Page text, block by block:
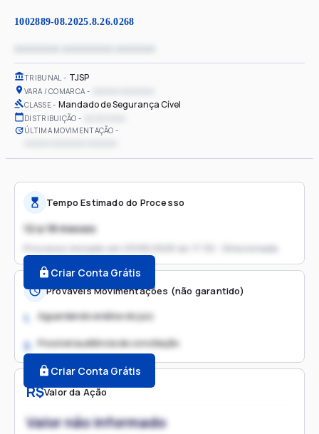
1002889-08.2025.8.26.0268
TRIBUNAL TJSP
VARA / COMARCA
CLASSE Mandado de Segurança Cível
DISTRIBUIÇÃO
ÚLTIMA MOVIMENTAÇÃO
R$Valor da Ação
Valor não informado
Tempo Estimado do Processo
12 a 18 meses
Processo iniciado em 23/05/2025 às 17:32 - Direcionada
Criar Conta Grátis
Prováveis Movimentações (não garantido)
1. Aguardando análise do juiz
2. Possível audiência de conciliação
Criar Conta Grátis